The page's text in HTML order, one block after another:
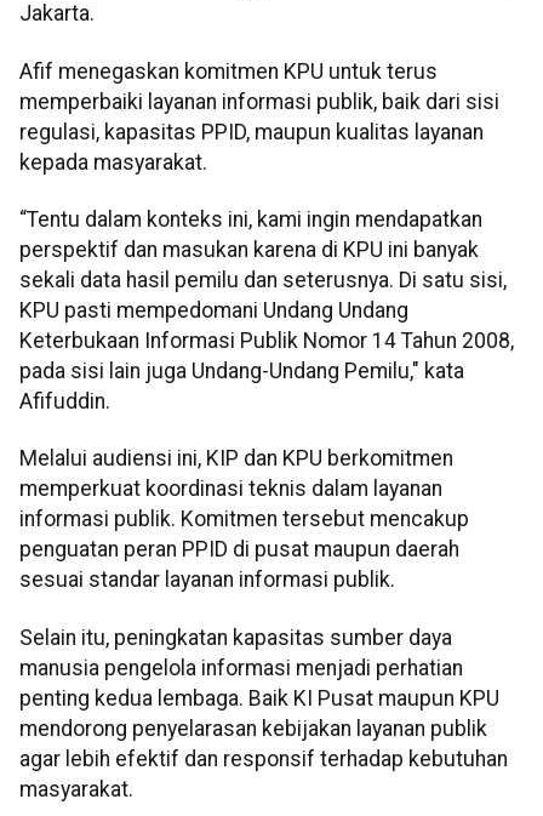
Jakarta.
Afif menegaskan komitmen KPU untuk terus
memperbaiki layanan informasi publik, baik dari sisi
regulasi, kapasitas PPID, maupun kualitas layanan
kepada masyarakat.
“Tentu dalam konteks ini, kami ingin mendapatkan
perspektif dan masukan karena di KPU ini banyak
sekali data hasil pemilu dan seterusnya. Di satu sisi,
KPU pasti mempedomani Undang Undang
Keterbukaan Informasi Publik Nomor 14 Tahun 2008,
pada sisi lain juga Undang-Undang Pemilu," kata
Afifuddin.
Melalui audiensi ini, KIP dan KPU berkomitmen
memperkuat koordinasi teknis dalam layanan
informasi publik. Komitmen tersebut mencakup
penguatan peran PPID di pusat maupun daerah
sesuai standar layanan informasi publik.
Selain itu, peningkatan kapasitas sumber daya
manusia pengelola informasi menjadi perhatian
penting kedua lembaga. Baik KI Pusat maupun KPU
mendorong penyelarasan kebijakan layanan publik
agar lebih efektif dan responsif terhadap kebutuhan
masyarakat.